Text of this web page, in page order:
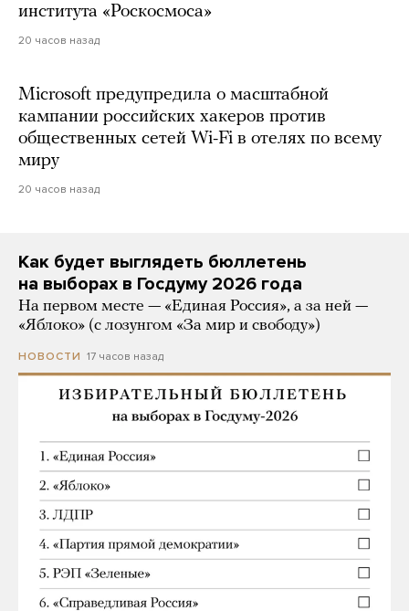
института «Роскосмоса»
20 часов назад
Microsoft предупредила о масштабной
кампании российских хакеров против
общественных сетей Wi-Fi в отелях по всему
миру
20 часов назад
Как будет выглядеть бюллетень
на выборах в Госдуму 2026 года
На первом месте — «Единая Россия», а за ней —
«Яблоко» (с лозунгом «За мир и свободу»)
НОВОСТИ 17 часов назад